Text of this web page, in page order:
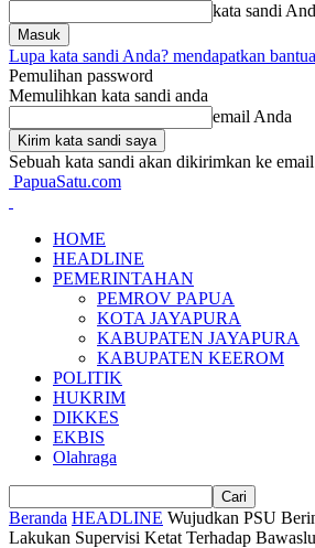
kata sandi
Lupa kata sandi Anda? mendapatkan
Pemulihan password
Memulihkan kata sandi anda
email Anda
Sebuah kata sandi akan dikirimkan ke
PapuaSatu.com
HOME
HEADLINE
PEMERINTAHAN
PEMROV PAPUA
KOTA JAYAPURA
KABUPATEN JAYAPURA
KABUPATEN KEEROM
POLITIK
HUKRIM
DIKKES
EKBIS
Olahraga
Beranda HEADLINE Wujudkan PSU
Lakukan Supervisi Ketat Terhadap